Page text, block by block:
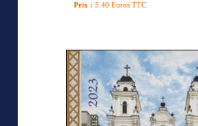
Prix : 5.40 Euros TTC